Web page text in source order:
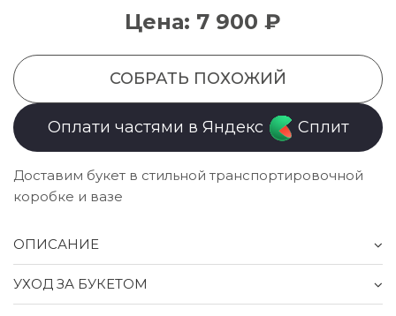
Цена: 7 900 ₽
СОБРАТЬ ПОХОЖИЙ
Оплати частями в Яндекс Сплит
Доставим букет в стильной транспортировочной
коробке и вазе
ОПИСАНИЕ
УХОД ЗА БУКЕТОМ